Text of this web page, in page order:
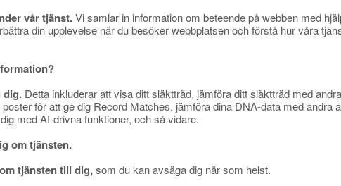
vår tjänst.Vi samlar in information om beteende på webben med
din upplevelse när du besöker webbplatsen och förstå hur våra
dig. Detta inkluderar att visa ditt släktträd, jämföra ditt släktträd med
för att ge dig Record Matches, jämföra dina DNA-data med andra
med AI-drivna funktioner, och så vidare.
om tjänsten.
tjänsten till dig,som du kan avsäga dig när som helst.